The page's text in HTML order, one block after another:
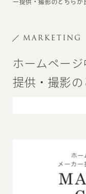
ー提供・撮影のどちらが
MARKETING
ホームペー
提供・撮影の